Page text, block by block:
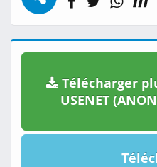
Télécharger
USENET